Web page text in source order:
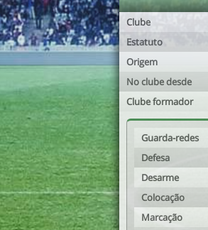
Clube
Estatuto
Origem
No clube desde
Clube formador
Guarda-redes
Defesa
Desarme
Colocação
Marcação